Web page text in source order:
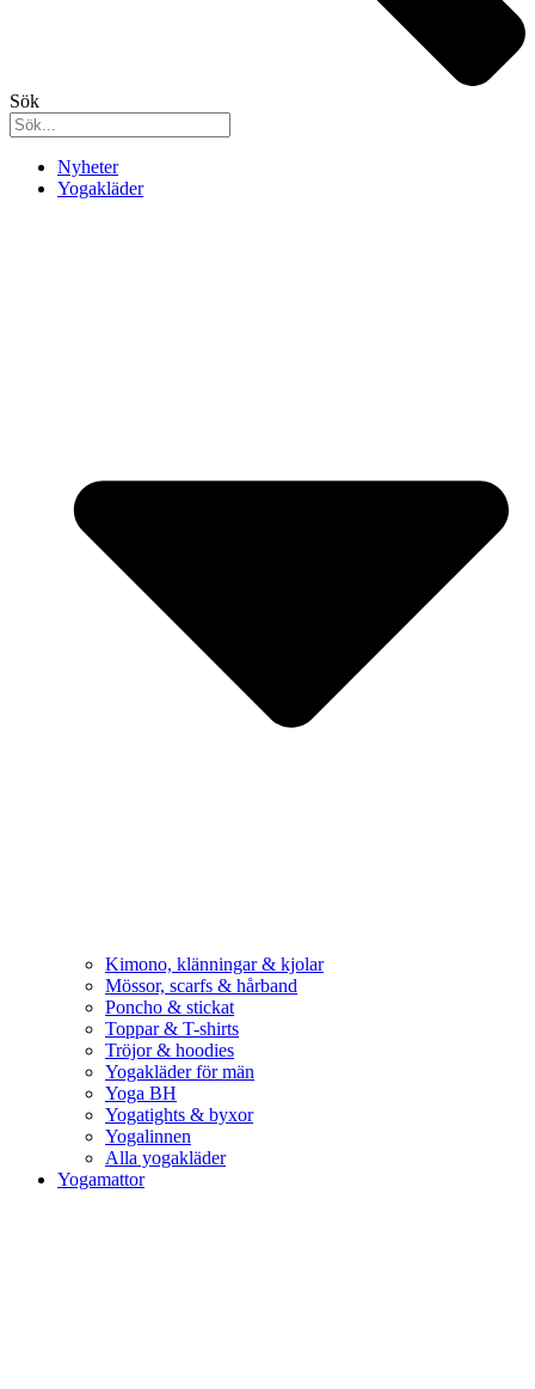
Sök
Nyheter
Yogakläder
Kimono, klänningar & kjolar
Mössor, scarfs & hårband
Poncho & stickat
Toppar & T-shirts
Tröjor & hoodies
Yogakläder för män
Yoga BH
Yogatights & byxor
Yogalinnen
Alla yogakläder
Yogamattor